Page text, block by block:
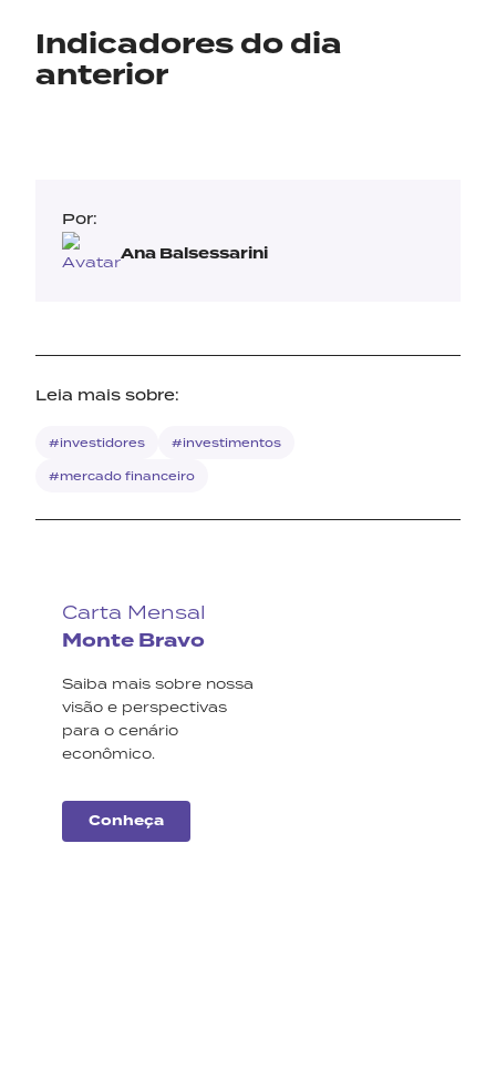
Indicadores do dia
anterior
Por:
Ana Balsessarini
Leia mais sobre:
#investidores #investimentos
#mercado financeiro
Carta Mensal
Monte Bravo
Saiba mais sobre nossa
visão e perspectivas
para o cenário
econômico.
Conheça